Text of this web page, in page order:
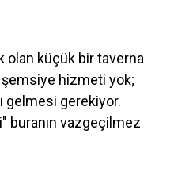
olan küçük bir taverna
şemsiye hizmeti yok;
gelmesi gerekiyor.
buranın vazgeçilmez